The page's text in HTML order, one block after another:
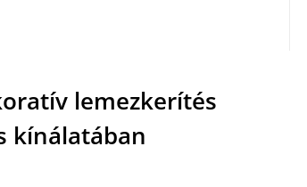
lemezkerítés
kínálatában